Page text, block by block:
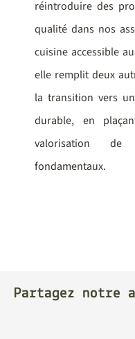
réintroduire des
qualité dans nos
cuisine accessible
elle remplit deux
la transition vers
durable, en
valorisation
fondamentaux.
Partagez notre